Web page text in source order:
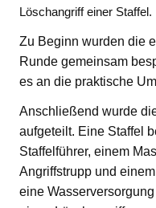
Löschangriff einer Staffel.
Zu Beginn wurden die
Runde gemeinsam
es an die praktische
Anschließend wurde
aufgeteilt. Eine Staffel
Staffelführer, einem
Angriffstrupp und
eine